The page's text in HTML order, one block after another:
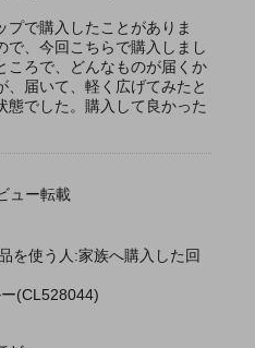
プで購入したことがありま
で、今回こちらで購入しまし
ころで、どんなものが届くか
、届いて、軽く広げてみたと
態でした。購入して良かった
ュー転載
を使う人:家族へ購入した回
(CL528044)